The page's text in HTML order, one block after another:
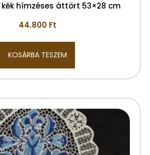
hímzéses áttört 53×28 cm
44.800 Ft
KOSÁRBA TESZEM